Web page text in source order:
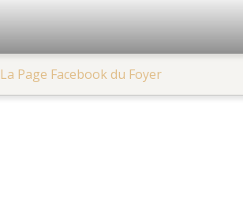
La Page Facebook du Foyer